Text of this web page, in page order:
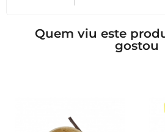
Quem viu este
gostou